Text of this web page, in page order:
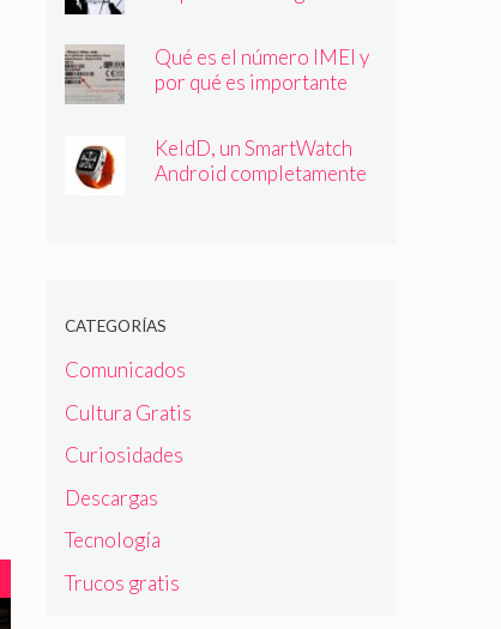
Qué es el número IMEI y
por qué es importante
KeldD, un SmartWatch
Android completamente
CATEGORÍAS
Comunicados
Cultura Gratis
Curiosidades
Descargas
Tecnología
Trucos gratis